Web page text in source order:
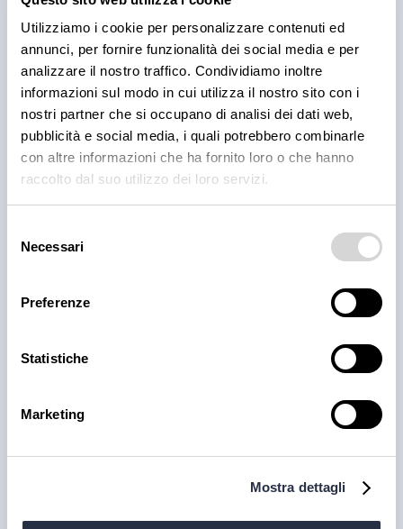
Utilizziamo i cookie per personalizzare contenuti ed
annunci, per fornire funzionalità dei social media e per
analizzare il nostro traffico. Condividiamo inoltre
informazioni sul modo in cui utilizza il nostro sito con i
nostri partner che si occupano di analisi dei dati web,
pubblicità e social media, i quali potrebbero combinarle
con altre informazioni che ha fornito loro o che hanno
raccolto dal suo utilizzo dei loro servizi.
delNecessari
Preferenze
Statistiche
Marketing
Mostra dettagli
bianchi di questa cantina sono tra i più ricercati
dell'Alto Adige grazie all'altissima qualità delle uve e
alla lavorazione accurata e meticolosa.
30 lug 2026
Il trionfo del gusto con la
proposte
famosa per il suo sapore unico e la sua qualità
perfetto per arricchire il tuo menù o offrire